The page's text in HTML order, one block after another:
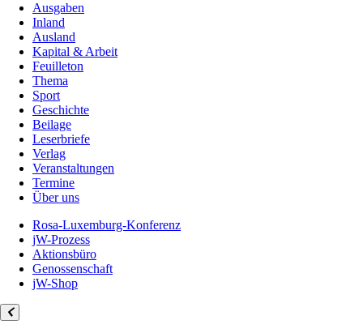
Ausgaben
Inland
Ausland
Kapital & Arbeit
Feuilleton
Thema
Sport
Geschichte
Beilage
Leserbriefe
Verlag
Veranstaltungen
Termine
Über uns
Rosa-Luxemburg-Konferenz
jW-Prozess
Aktionsbüro
Genossenschaft
jW-Shop